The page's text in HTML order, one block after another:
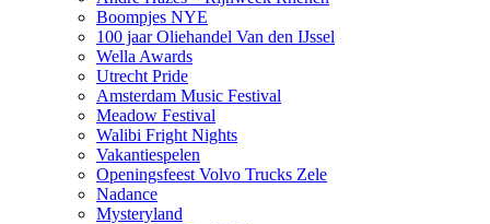
Boompjes NYE
100 jaar Oliehandel Van den IJssel
Wella Awards
Utrecht Pride
Amsterdam Music Festival
Meadow Festival
Walibi Fright Nights
Vakantiespelen
Openingsfeest Volvo Trucks Zele
Nadance
Mysteryland